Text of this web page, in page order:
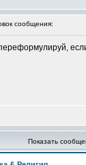
сообщения:
Показать